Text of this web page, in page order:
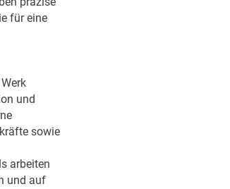
für eine
und
sowie
arbeiten
und auf